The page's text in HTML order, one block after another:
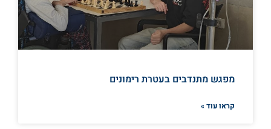
מפגש מתנדבים בעטרת רימונים
קראו עוד »